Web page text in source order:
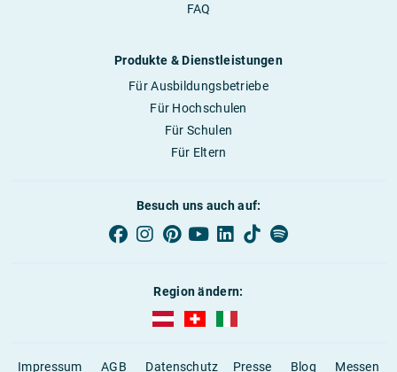
FAQ
Produkte & Dienstleistungen
Für Ausbildungsbetriebe
Für Hochschulen
Für Schulen
Für Eltern
Besuch uns auch auf:
Region ändern:
AUBI-plus Österreich (deutsch)
Impressum AGB Datenschutz Presse Blog Messen